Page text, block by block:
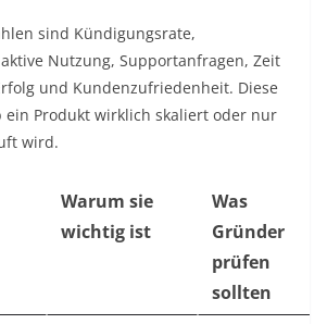
sind Kündigungsrate,
Nutzung, Supportanfragen, Zeit
und Kundenzufriedenheit. Diese
ein Produkt wirklich skaliert oder nur
wird.
Warum sie
wichtig ist
Was
Gründer
prüfen
sollten